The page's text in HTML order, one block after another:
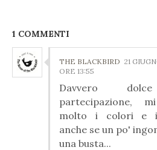
1 COMMENTI
THE BLACKBIRD 21
ORE 13:55
Davvero
partecipazione,
molto i colori e
anche se un po'
una busta...